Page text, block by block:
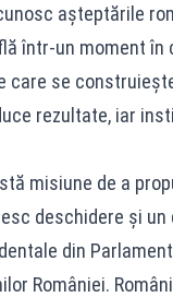
așteptările
într-un moment în
care se
rezultate, iar
misiune de a
deschidere și
din
României.